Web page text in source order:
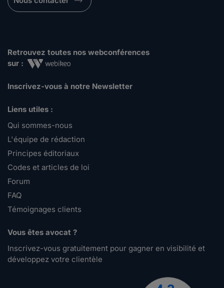
Retrouvez toutes nos webconférences
sur :
Inscrivez-vous à notre Newsletter
Liens utiles :
Qui sommes-nous
L'équipe de rédaction
Principes éditoriaux
Codes et articles de loi
Forum
FAQ
Témoignages clients
Vous êtes avocat ?
Inscrivez-vous gratuitement pour gagner en visibilité et
développez votre clientèle